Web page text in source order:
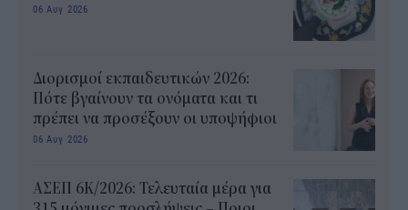
06 Αυγ 2026
Διορισμοί εκπαιδευτικών 2026:
Πότε βγαίνουν τα ονόματα και τι
πρέπει να προσέξουν οι υποψήφιοι
06 Αυγ 2026
ΑΣΕΠ 6Κ/2026: Τελευταία μέρα για